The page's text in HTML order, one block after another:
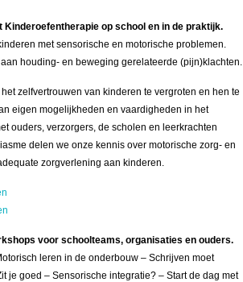
op school en in de praktijk.
met sensorische en motorische problemen.
houding- en beweging gerelateerde (pijn)klachten.
zelfvertrouwen van kinderen te vergroten en hen te
eigen mogelijkheden en vaardigheden in het
ouders, verzorgers, de scholen en leerkrachten
delen we onze kennis over motorische zorg- en
zorgverlening aan kinderen.
voor schoolteams, organisaties en ouders.
leren in de onderbouw – Schrijven moet
je goed – Sensorische integratie? – Start de dag met